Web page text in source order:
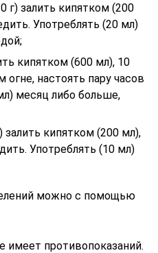
г) залить кипятком (200
Употреблять (20 мл)
кипятком (600 мл), 10
настоять пару часов
месяц либо больше,
залить кипятком (200 мл),
Употреблять (10 мл)
можно с помощью
имеет противопоказаний.